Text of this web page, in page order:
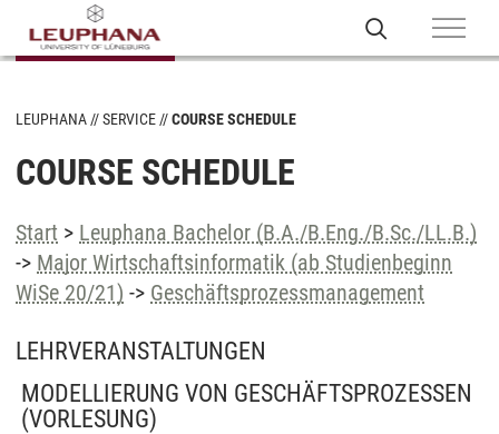
LEUPHANA SERVICE COURSE SCHEDULE
COURSE SCHEDULE
Start > Leuphana Bachelor (B.A./B.Eng./B.Sc./LL.B.)
-> Major Wirtschaftsinformatik (ab Studienbeginn
WiSe 20/21) -> Geschäftsprozessmanagement
LEHRVERANSTALTUNGEN
MODELLIERUNG VON GESCHÄFTSPROZESSEN
(VORLESUNG)